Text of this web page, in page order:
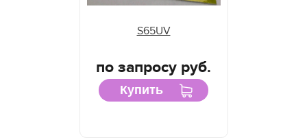
S65UV
по запросу руб.
Купить